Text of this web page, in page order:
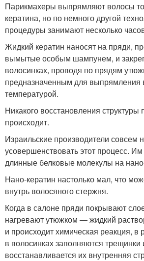
Парикмахеры выпрямляют волосы
кератина, но по немного другой
процедуры занимают несколько
Жидкий кератин наносят на пряди,
вымытые особым шампунем, и
волосинках, проводя по прядям
предназначенным для выпрямления
температурой.
Никакого восстановления структуры
происходит.
Израильские производители совсем
усовершенствовать этот процесс. Им
длинные белковые молекулы на
Нано-кератин настолько мал, что
внутрь волосяного стержня.
Когда в салоне пряди покрывают
нагревают утюжком — жидкий
и происходит химическая реакция, в
в волосинках заполняются трещинки
восстанавливается их внутренняя